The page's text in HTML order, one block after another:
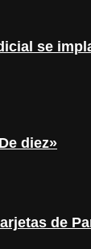
se
diez»
de